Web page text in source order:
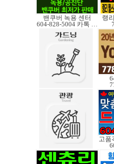
밴쿠버 녹용 센터
604-828-5004 카톡 Elkcanada
랭